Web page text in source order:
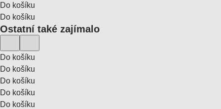
Do košíku
Do košíku
Ostatní také zajímalo
Do košíku
Do košíku
Do košíku
Do košíku
Do košíku